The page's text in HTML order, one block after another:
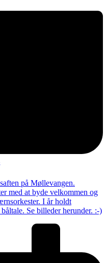
på Møllevangen.
med at byde velkommen og
I år holdt
Se billeder herunder. :-)